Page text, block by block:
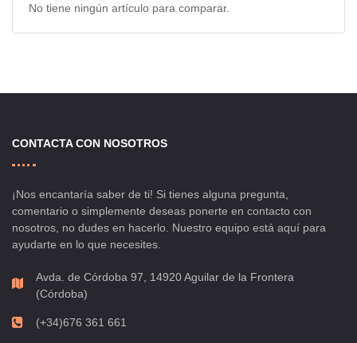
No tiene ningún artículo para comparar.
CONTACTA CON NOSOTROS
¡Nos encantaría saber de ti! Si tienes alguna pregunta,
comentario o simplemente deseas ponerte en contacto con
nosotros, no dudes en hacerlo. Nuestro equipo está aquí para
ayudarte en lo que necesites.
Avda. de Córdoba 97, 14920 Aguilar de la Frontera
(Córdoba)
(+34)676 361 661